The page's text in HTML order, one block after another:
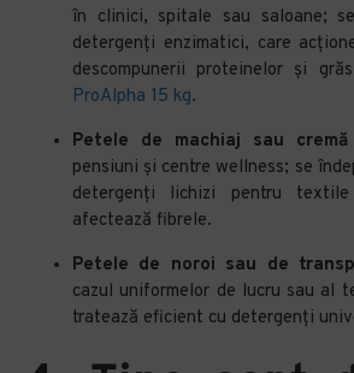
în clinici, spitale sau saloane;
detergenți enzimatici, care
descompunerii proteinelor și
ProAlpha 15 kg.
Petele de machiaj sau cremă
pensiuni și centre wellness; se
detergenți lichizi pentru
afectează fibrele.
Petele de noroi sau de
cazul uniformelor de lucru sau al
tratează eficient cu detergenți